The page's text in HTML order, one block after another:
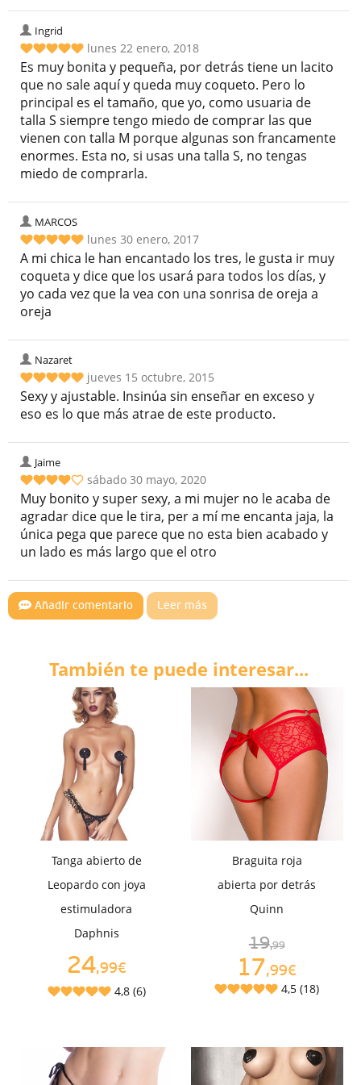
Ingrid
lunes 22 enero, 2018
Es muy bonita y pequeña, por detrás tiene un lacito
que no sale aquí y queda muy coqueto. Pero lo
principal es el tamaño, que yo, como usuaria de
talla S siempre tengo miedo de comprar las que
vienen con talla M porque algunas son francamente
enormes. Esta no, si usas una talla S, no tengas
miedo de comprarla.
MARCOS
lunes 30 enero, 2017
A mi chica le han encantado los tres, le gusta ir muy
coqueta y dice que los usará para todos los días, y
yo cada vez que la vea con una sonrisa de oreja a
oreja
Nazaret
jueves 15 octubre, 2015
Sexy y ajustable. Insinúa sin enseñar en exceso y
eso es lo que más atrae de este producto.
Jaime
sábado 30 mayo, 2020
Muy bonito y super sexy, a mi mujer no le acaba de
agradar dice que le tira, per a mí me encanta jaja, la
única pega que parece que no esta bien acabado y
un lado es más largo que el otro
Añadir comentario Leer más
También te puede interesar...
Tanga abierto de
Leopardo con joya
estimuladora
Daphnis
24,99€
4,8 (6)
Braguita roja
abierta por detrás
Quinn
19,99
17,99€
4,5 (18)